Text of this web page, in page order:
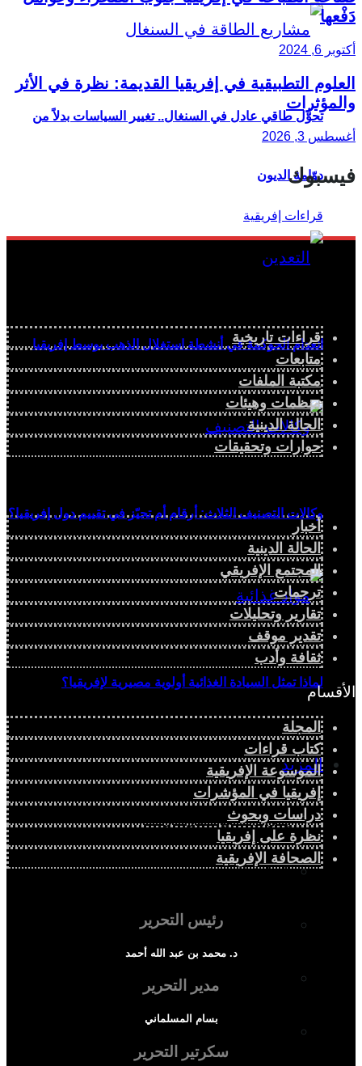
تحوُّل طاقي عادل في السنغال.. تغيير السياسات بدلاً من
دوّامة الديون
انعدام الحوكمة في أنشطة استغلال الذهب بوسط إفريقيا
وكالات التصنيف الثلاث: أرقام أم تحيّز في تقييم دول إفريقيا؟
لماذا تمثل السيادة الغذائية أولوية مصيرية لإفريقيا؟
المزيد
إفريقيا في المؤشرات
الحالة الدينية
الملف الإفريقي
الصحافة الإفريقية
المجتمع الإفريقي
دَفْعها
أكتوبر 6, 2024
العلوم التطبيقية في إفريقيا القديمة: نظرة في الأثر
والمؤثرات
أغسطس 3, 2026
فيسبوك
قراءات تاريخية
متابعات
مكتبة الملفات
منظمات وهيئات
الحالة الدينية
حوارات وتحقيقات
أخبار
الحالة الدينية
المجتمع الإفريقي
ترجمات
تقارير وتحليلات
تقدير موقف
ثقافة وأدب
الأقسام
المجلة
كتاب قراءات
الموسوعة الإفريقية
إفريقيا في المؤشرات
دراسات وبحوث
نظرة على إفريقيا
الصحافة الإفريقية
رئيس التحرير
د. محمد بن عبد الله أحمد
مدير التحرير
بسام المسلماني
سكرتير التحرير